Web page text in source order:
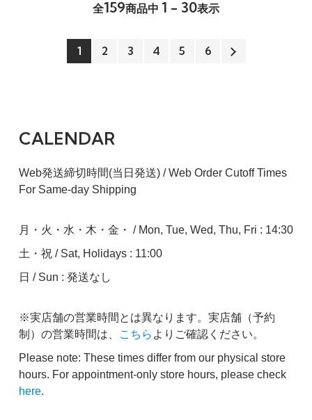
全159商品中 1 - 30表示
1 2 3 4 5 6
CALENDAR
Web発送締切時間(当日発送) / Web Order Cutoff Times
For Same-day Shipping
月・火・水・木・金・ / Mon, Tue, Wed, Thu, Fri : 14:30
土・祝 / Sat, Holidays : 11:00
日 / Sun : 発送なし
※実店舗の営業時間とは異なります。実店舗（予約
制）の営業時間は、
こちら よりご確認ください。
Please note: These times differ from our physical store
hours. For appointment-only store hours, please check
here.